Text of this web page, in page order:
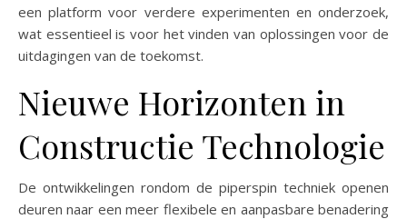
een platform voor verdere experimenten en onderzoek,
wat essentieel is voor het vinden van oplossingen voor de
uitdagingen van de toekomst.
Nieuwe Horizonten in
Constructie Technologie
De ontwikkelingen rondom de piperspin techniek openen
deuren naar een meer flexibele en aanpasbare benadering